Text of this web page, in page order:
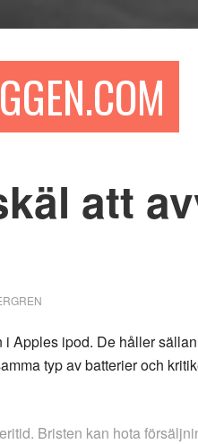
att
Apples ipod. De håller
typ av batterier och
Bristen kan hota